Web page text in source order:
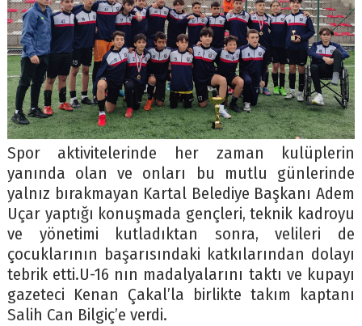
Spor aktivitelerinde her zaman kulüplerin
yanında olan ve onları bu mutlu günlerinde
yalnız bırakmayan Kartal Belediye Başkanı Adem
Uçar yaptığı konuşmada gençleri, teknik kadroyu
ve yönetimi kutladıktan sonra, velileri de
çocuklarının başarısındaki katkılarından dolayı
tebrik etti.U-16 nın madalyalarını taktı ve kupayı
gazeteci Kenan Çakal’la birlikte takım kaptanı
Salih Can Bilgiç’e verdi.